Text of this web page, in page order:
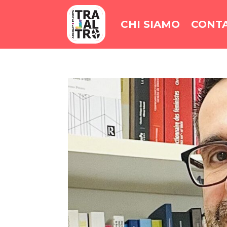
CHI SIAMO